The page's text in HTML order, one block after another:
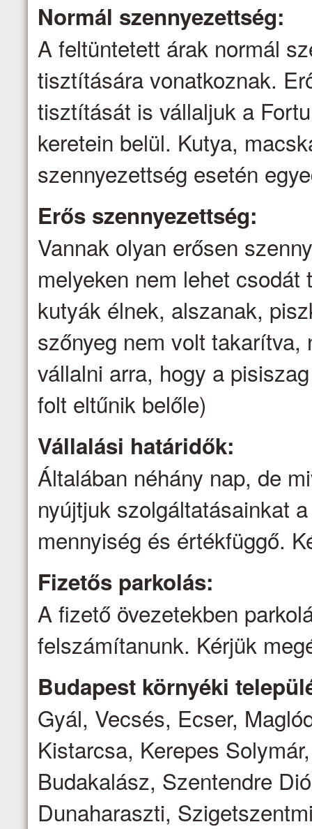
Normál szennyezettség:
A feltüntetett árak normál
tisztítására vonatkoznak.
tisztítását is vállaljuk a
keretein belül. Kutya,
szennyezettség esetén
Erős szennyezettség:
Vannak olyan erősen
melyeken nem lehet
kutyák élnek, alszanak,
szőnyeg nem volt
vállalni arra, hogy a
folt eltűnik belőle)
Vállalási határidők:
Általában néhány nap, de
nyújtjuk szolgáltatásainkat
mennyiség és értékfüggő.
Fizetős parkolás:
A fizető övezetekben
felszámítanunk. Kérjük
Budapest környéki
Gyál, Vecsés, Ecser,
Kistarcsa, Kerepes
Budakalász, Szentendre
Dunaharaszti,